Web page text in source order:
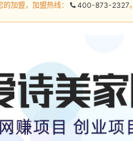
的加盟，加盟热线：
400-873-2327。